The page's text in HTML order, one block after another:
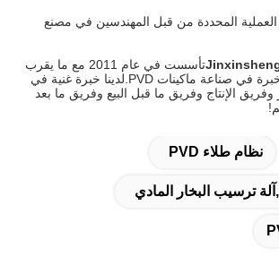
المحددة من قبل المهندسين في مصنع
تأسست في عام 2011 مع ما يقرب
من 10 سنوات من الخبرة في صناعة ماكينات PVD.لدينا خبرة غنية في
الإنتاج وفريق ما قبل البيع وفريق ما بعد
نظام طلاء PVD